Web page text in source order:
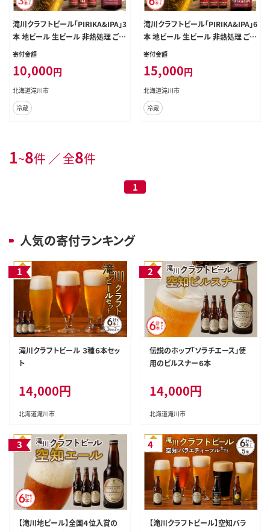
滝川クラフトビール「PIRIKA&IPA」3
本 地ビール 生ビール 非熱処理 ご当
地 ゆめぴりか使用 お酒 酒 瓶 エー
ーベキュー プレゼント 贈り物 贈答
北海道 滝川市
寄付金額
10,000円
北海道滝川市
冷蔵
滝川クラフトビール「PIRIKA&IPA」6
本 地ビール 生ビール 非熱処理 ご当
地 ゆめぴりか使用 お酒 酒 瓶 エー
ーベキュー プレゼント 贈り物 贈答
北海道 滝川市
寄付金額
15,000円
北海道滝川市
冷蔵
1~8件 ／ 全8件
1
人気の寄付ランキング
滝川クラフトビール ３種６本セッ
ト
14,000円
北海道滝川市
伝説のホップ「ソラチエース」使
用のピルスナー６本
14,000円
北海道滝川市
【滝川地ビール】全国４位入賞の
【滝川クラフトビール】空知バラ